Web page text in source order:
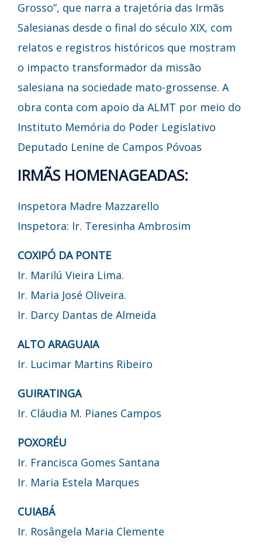
Grosso”, que narra a trajetória das Irmãs
Salesianas desde o final do século XIX, com
relatos e registros históricos que mostram
o impacto transformador da missão
salesiana na sociedade mato-grossense. A
obra conta com apoio da ALMT por meio do
Instituto Memória do Poder Legislativo
Deputado Lenine de Campos Póvoas
IRMÃS HOMENAGEADAS:
Inspetora Madre Mazzarello
Inspetora: Ir. Teresinha Ambrosim
COXIPÓ DA PONTE
Ir. Marilú Vieira Lima.
Ir. Maria José Oliveira.
Ir. Darcy Dantas de Almeida
ALTO ARAGUAIA
Ir. Lucimar Martins Ribeiro
GUIRATINGA
Ir. Cláudia M. Pianes Campos
POXORÉU
Ir. Francisca Gomes Santana
Ir. Maria Estela Marques
CUIABÁ
Ir. Rosângela Maria Clemente